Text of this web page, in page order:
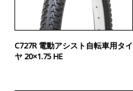
C727R 電動アシスト自転車用タイ
ヤ 20×1.75 HE